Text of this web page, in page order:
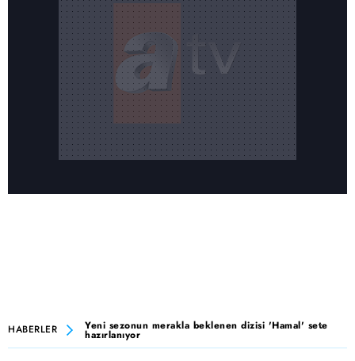
HABERLER Yeni sezonun merakla beklenen dizisi 'Hamal' sete
hazırlanıyor